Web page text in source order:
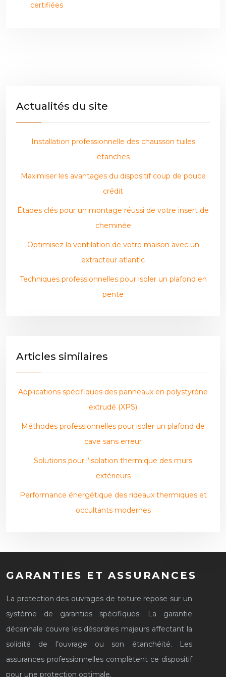
certifiées
Actualités du site
Installation professionnelle des chausson tuiles
étanches
Maximiser les avantages du dispositif coup de pouce
crédit
Étapes clés pour un montage réussi de votre insert de
cheminée
Optimisez la ventilation de votre maison avec un
extracteur atlantic
Techniques professionnelles pour isoler un plafond en
pente
Articles similaires
Applications spécifiques des panneaux en polystyrène
extrudé (XPS)
Méthodes professionnelles pour isoler un plafond de
cave sans erreur
Solutions pour l’isolation thermique des murs
extérieurs
Performance énergétique des rideaux thermiques et
occultants modernes
GARANTIES ET ASSURANCES
La protection des ouvrages de toiture repose sur un
système de garanties spécifiques. La garantie
décennale couvre les désordres majeurs affectant la
solidité de l’ouvrage ou son étanchéité. Les
assurances professionnelles complètent ce dispositif
pour une protection optimale.